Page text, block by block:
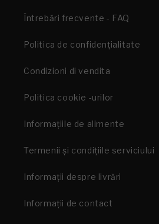
Întrebări frecvente - FAQ
Politica de confidențialitate
Condizioni di vendita
Politica cookie -urilor
Informațiile de alimente
Termenii și condițiile serviciului
Informații despre livrări
Informații de contact